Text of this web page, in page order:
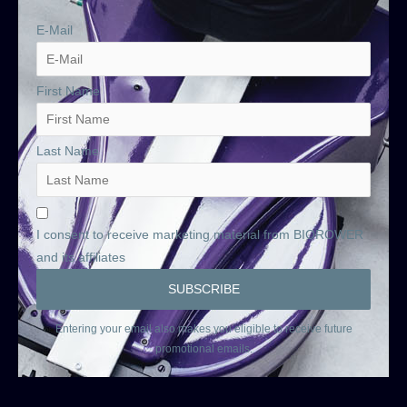
E-Mail
First Name
Last Name
I consent to receive marketing material from BIOROWER
and its affiliates
Entering your email also makes you eligible to receive future
promotional emails.